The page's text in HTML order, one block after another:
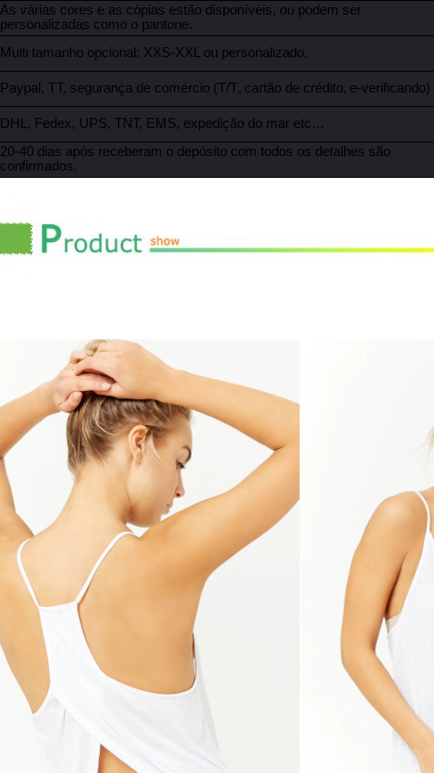
As várias cores e as cópias estão disponíveis, ou podem ser
personalizadas como o pantone.
Multi tamanho opcional: XXS-XXL ou personalizado.
Paypal, TT, segurança de comércio (T/T, cartão de crédito, e-verificando)
DHL, Fedex, UPS, TNT, EMS, expedição do mar etc…
20-40 dias após receberam o depósito com todos os detalhes são
confirmados.